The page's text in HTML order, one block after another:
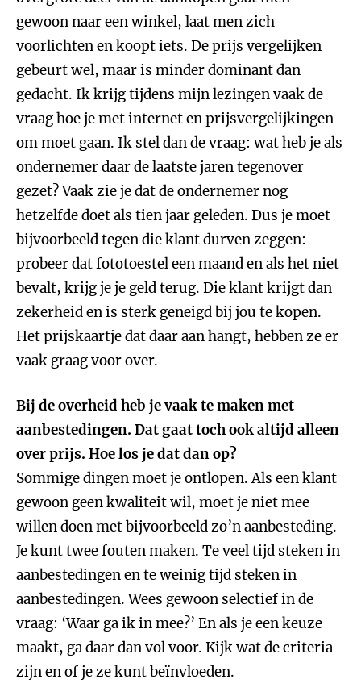
gewoon naar een winkel, laat men zich
voorlichten en koopt iets. De prijs vergelijken
gebeurt wel, maar is minder dominant dan
gedacht. Ik krijg tijdens mijn lezingen vaak de
vraag hoe je met internet en prijsvergelijkingen
om moet gaan. Ik stel dan de vraag: wat heb je als
ondernemer daar de laatste jaren tegenover
gezet? Vaak zie je dat de ondernemer nog
hetzelfde doet als tien jaar geleden. Dus je moet
bijvoorbeeld tegen die klant durven zeggen:
probeer dat fototoestel een maand en als het niet
bevalt, krijg je je geld terug. Die klant krijgt dan
zekerheid en is sterk geneigd bij jou te kopen.
Het prijskaartje dat daar aan hangt, hebben ze er
vaak graag voor over.
Bij de overheid heb je vaak te maken met
aanbestedingen. Dat gaat toch ook altijd alleen
over prijs. Hoe los je dat dan op?
Sommige dingen moet je ontlopen. Als een klant
gewoon geen kwaliteit wil, moet je niet mee
willen doen met bijvoorbeeld zo’n aanbesteding.
Je kunt twee fouten maken. Te veel tijd steken in
aanbestedingen en te weinig tijd steken in
aanbestedingen. Wees gewoon selectief in de
vraag: ‘Waar ga ik in mee?’ En als je een keuze
maakt, ga daar dan vol voor. Kijk wat de criteria
zijn en of je ze kunt beïnvloeden.